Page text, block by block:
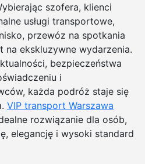
szofera, klienci
usługi transportowe,
przewóz na spotkania
na ekskluzywne wydarzenia.
bezpieczeństwa
i
każda podróż staje się
VIP transport Warszawa
rozwiązanie dla osób,
elegancję i wysoki standard